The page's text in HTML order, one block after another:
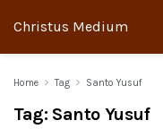
Christus Medium
Home Tag Santo Yusuf
Tag: Santo Yusuf